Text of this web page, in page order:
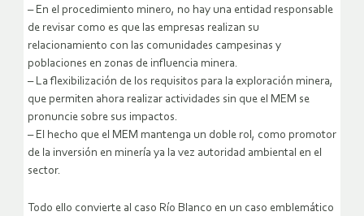
– En el procedimiento minero, no hay una entidad responsable
de revisar como es que las empresas realizan su
relacionamiento con las comunidades campesinas y
poblaciones en zonas de influencia minera.
– La flexibilización de los requisitos para la exploración minera,
que permiten ahora realizar actividades sin que el MEM se
pronuncie sobre sus impactos.
– El hecho que el MEM mantenga un doble rol, como promotor
de la inversión en minería ya la vez autoridad ambiental en el
sector.
Todo ello convierte al caso Río Blanco en un caso emblemático